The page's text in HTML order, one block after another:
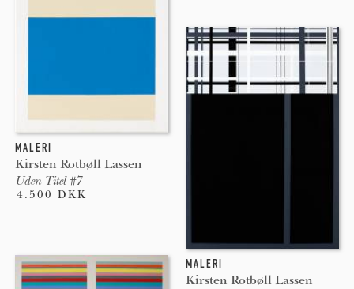
MALERI
Kirsten Rotbøll Lassen
Uden Titel #7
4.500 DKK
MALERI
Kirsten Rotbøll Lassen